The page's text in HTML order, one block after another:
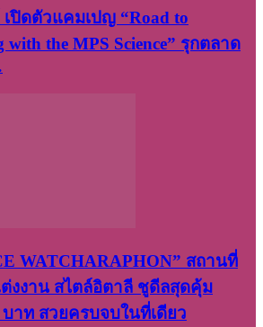
ปิดตัวแคมเปญ “Road to
with the MPS Science” รุกตลาด
WATCHARAPHON” สถานที่
งงาน สไตล์อิตาลี ชูดีลสุดคุ้ม
บาท สวยครบจบในที่เดียว